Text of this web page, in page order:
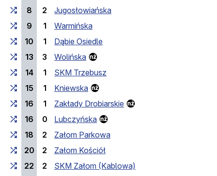
8
2
Jugosłowiańska
9
1
Warmińska
10
1
Dąbie Osiedle
13
3
Wolińska
14
1
SKM Trzebusz
15
1
Kniewska
16
1
Zakłady Drobiarskie
16
0
Lubczyńska
18
2
Załom Parkowa
20
2
Załom Kościół
22
2
SKM Załom (Kablowa)